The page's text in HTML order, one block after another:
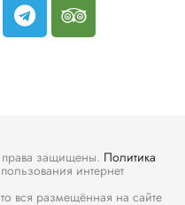
защищены. Политика
интернет
вся размещённая на сайте